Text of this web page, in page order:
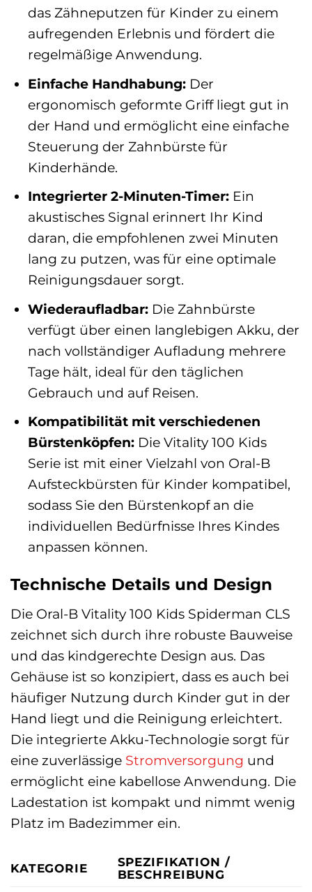
das Zähneputzen für Kinder zu einem
aufregenden Erlebnis und fördert die
regelmäßige Anwendung.
Einfache Handhabung:Der
ergonomisch geformte Griff liegt gut in
der Hand und ermöglicht eine einfache
Steuerung der Zahnbürste für
Kinderhände.
Integrierter 2-Minuten-Timer:Ein
akustisches Signal erinnert Ihr Kind
daran, die empfohlenen zwei Minuten
lang zu putzen, was für eine optimale
Reinigungsdauer sorgt.
Wiederaufladbar:Die Zahnbürste
verfügt über einen langlebigen Akku, der
nach vollständiger Aufladung mehrere
Tage hält, ideal für den täglichen
Gebrauch und auf Reisen.
Kompatibilität mit verschiedenen
Bürstenköpfen:Die Vitality 100 Kids
Serie ist mit einer Vielzahl von Oral-B
Aufsteckbürsten für Kinder kompatibel,
sodass Sie den Bürstenkopf an die
individuellen Bedürfnisse Ihres Kindes
anpassen können.
Technische Details und Design
Die Oral-B Vitality 100 Kids Spiderman CLS
zeichnet sich durch ihre robuste Bauweise
und das kindgerechte Design aus. Das
Gehäuse ist so konzipiert, dass es auch bei
häufiger Nutzung durch Kinder gut in der
Hand liegt und die Reinigung erleichtert.
Die integrierte Akku-Technologie sorgt für
eine zuverlässige Stromversorgung und
ermöglicht eine kabellose Anwendung. Die
Ladestation ist kompakt und nimmt wenig
Platz im Badezimmer ein.
KATEGORIE
SPEZIFIKATION /
BESCHREIBUNG